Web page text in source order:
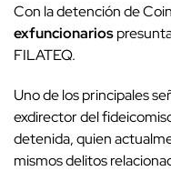
Con la detención de
exfuncionarios
FILATEQ.
Uno de los principales
exdirector del
detenida, quien
mismos delitos